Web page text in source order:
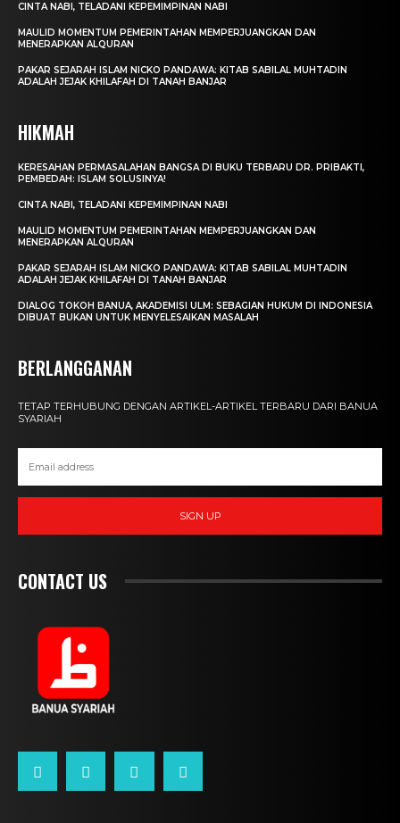
CINTA NABI, TELADANI KEPEMIMPINAN NABI
MAULID MOMENTUM PEMERINTAHAN MEMPERJUANGKAN DAN
MENERAPKAN ALQURAN
PAKAR SEJARAH ISLAM NICKO PANDAWA: KITAB SABILAL MUHTADIN
ADALAH JEJAK KHILAFAH DI TANAH BANJAR
HIKMAH
KERESAHAN PERMASALAHAN BANGSA DI BUKU TERBARU DR. PRIBAKTI,
PEMBEDAH: ISLAM SOLUSINYA!
CINTA NABI, TELADANI KEPEMIMPINAN NABI
MAULID MOMENTUM PEMERINTAHAN MEMPERJUANGKAN DAN
MENERAPKAN ALQURAN
PAKAR SEJARAH ISLAM NICKO PANDAWA: KITAB SABILAL MUHTADIN
ADALAH JEJAK KHILAFAH DI TANAH BANJAR
DIALOG TOKOH BANUA, AKADEMISI ULM: SEBAGIAN HUKUM DI INDONESIA
DIBUAT BUKAN UNTUK MENYELESAIKAN MASALAH
BERLANGGANAN
TETAP TERHUBUNG DENGAN ARTIKEL-ARTIKEL TERBARU DARI BANUA
SYARIAH
SIGN UP
CONTACT US